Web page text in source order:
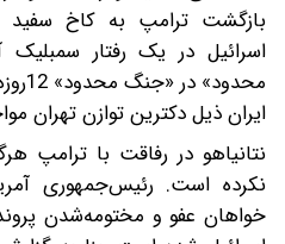
بازگشت ترامپ به کاخ سفید
اسرائیل در یک رفتار سمبلیک
ایران ذیل دکترین توازن تهران
نتانیاهو در رفاقت با ترامپ
نکرده‌ است. رئیس‌جمهوری
خواهان عفو و مختومه‌شدن